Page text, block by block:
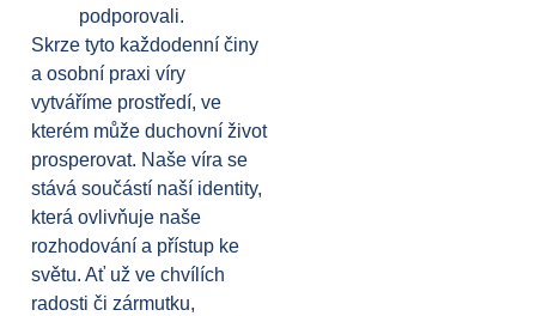
podporovali.
Skrze tyto každodenní činy
a osobní praxi víry
vytváříme prostředí, ve
kterém může duchovní život
prosperovat. Naše víra se
stává součástí naší identity,
která ovlivňuje naše
rozhodování a přístup ke
světu. Ať už ve chvílích
radosti či zármutku,